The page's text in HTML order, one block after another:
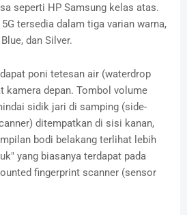
seperti HP Samsung kelas atas.
tersedia dalam tiga varian warna,
dan Silver.
poni tetesan air (waterdrop
kamera depan. Tombol volume
sidik jari di samping (side-
ditempatkan di sisi kanan,
bodi belakang terlihat lebih
yang biasanya terdapat pada
fingerprint scanner (sensor